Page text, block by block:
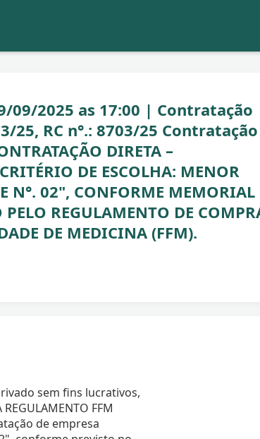
09/2025 as 17:00 | Contratação
RC n°.: 8703/25 Contratação
DIRETA –
DE ESCOLHA: MENOR
N°. 02", CONFORME MEMORIAL
PELO REGULAMENTO DE
DE MEDICINA (FFM).
sem fins lucrativos,
FFM
de empresa